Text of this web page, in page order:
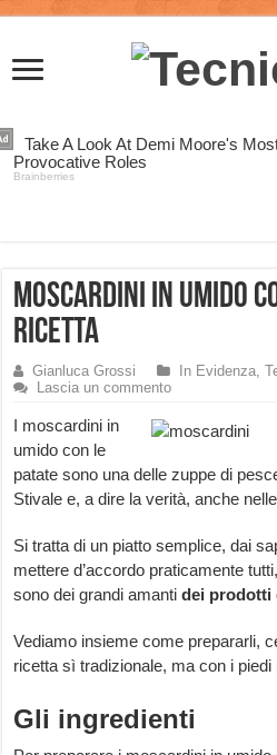
Moscardini in Umido
Ricetta
Gianluca Grossi In Evidenza,
Lascia un commento
I moscardini in
umido con le
patate sono una delle zuppe di
Stivale e, a dire la verità, anche
Si tratta di un piatto semplice, dai
mettere d’accordo praticamente
sono dei grandi amantidei prodotti
Vediamo insieme come prepararli,
ricetta sì tradizionale, ma con i piedi
Gli ingredienti